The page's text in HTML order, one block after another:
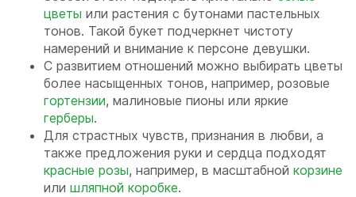
цветы или растения с бутонами пастельных
тонов. Такой букет подчеркнет чистоту
намерений и внимание к персоне девушки.
С развитием отношений можно выбирать цветы
более насыщенных тонов, например, розовые
гортензии, малиновые пионы или яркие
герберы.
Для страстных чувств, признания в любви, а
также предложения руки и сердца подходят
красные розы, например, в масштабной корзине
или шляпной коробке.